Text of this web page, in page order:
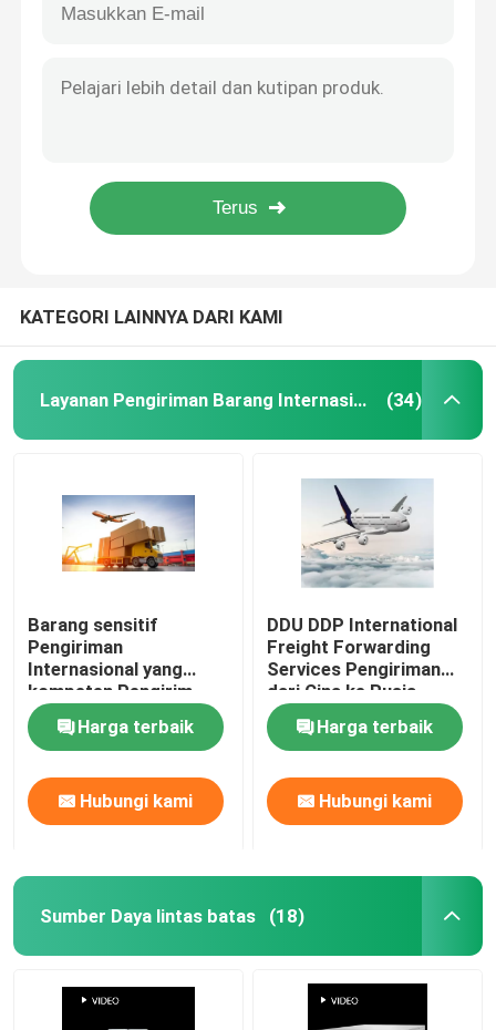
Pengangkutan Laut Timur Tengah
Pengangkutan Barang dari Cina
Layanan Pengemasan Internasional
Layanan Pergudangan Internasional
Layanan Asuransi Kargo
KATEGORI LAINNYA DARI KAMI
Layanan Pengiriman Barang Internasional (34)
Barang sensitif
Pengiriman
Internasional yang
kompeten Pengirim
barang China ke
JermanHarga terbaik
Hubungi kami
DDU DDP International
Freight Forwarding
Services Pengiriman
dari Cina ke Rusia
Harga terbaik
Hubungi kami
Sumber Daya lintas batas (18)